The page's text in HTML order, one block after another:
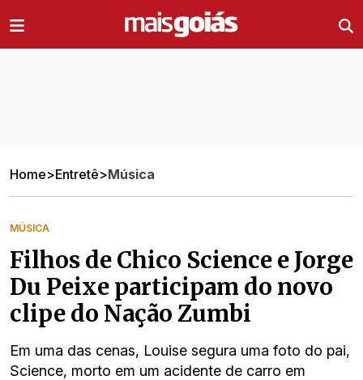
Home>Entretê>Música
MÚSICA
Filhos de Chico Science e Jorge
Du Peixe participam do novo
clipe do Nação Zumbi
Em uma das cenas, Louise segura uma foto do pai,
Science, morto em um acidente de carro em